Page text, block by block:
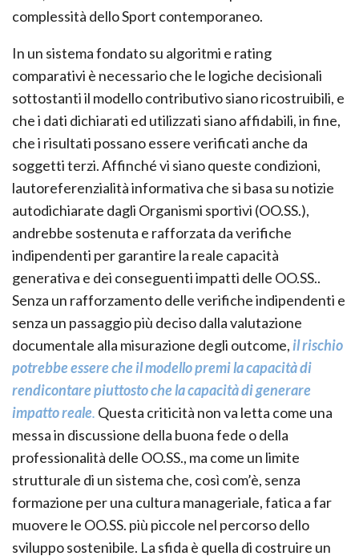
complessità dello Sport contemporaneo.
In un sistema fondato su algoritmi e rating
comparativi è necessario che le logiche decisionali
sottostanti il modello contributivo siano ricostruibili, e
che i dati dichiarati ed utilizzati siano affidabili, in fine,
che i risultati possano essere verificati anche da
soggetti terzi. Affinché vi siano queste condizioni,
lautoreferenzialità informativa che si basa su notizie
autodichiarate dagli Organismi sportivi (OO.SS.),
andrebbe sostenuta e rafforzata da verifiche
indipendenti per garantire la reale capacità
generativa e dei conseguenti impatti delle OO.SS..
Senza un rafforzamento delle verifiche indipendenti e
senza un passaggio più deciso dalla valutazione
documentale alla misurazione degli outcome, il rischio
potrebbe essere che il modello premi la capacità di
rendicontare piuttosto che la capacità di generare
impatto reale. Questa criticità non va letta come una
messa in discussione della buona fede o della
professionalità delle OO.SS., ma come un limite
strutturale di un sistema che, così com’è, senza
formazione per una cultura manageriale, fatica a far
muovere le OO.SS. più piccole nel percorso dello
sviluppo sostenibile. La sfida è quella di costruire un